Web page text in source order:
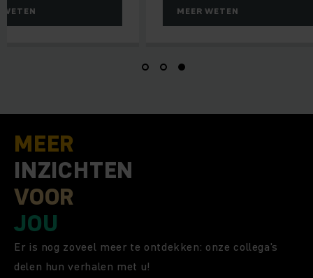
MEER WETEN
MEER
INZICHTEN
VOOR
JOU
Er is nog zoveel meer te ontdekken: onze collega's
delen hun verhalen met u!